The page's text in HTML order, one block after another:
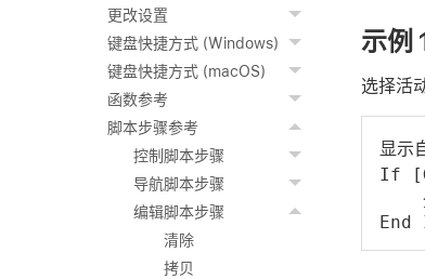
更改设置
键盘快捷方式 (Windows)
键盘快捷方式 (macOS)
函数参考
脚本步骤参考
控制脚本步骤
导航脚本步骤
编辑脚本步骤
清除
拷贝
示例
选择活
显示
If